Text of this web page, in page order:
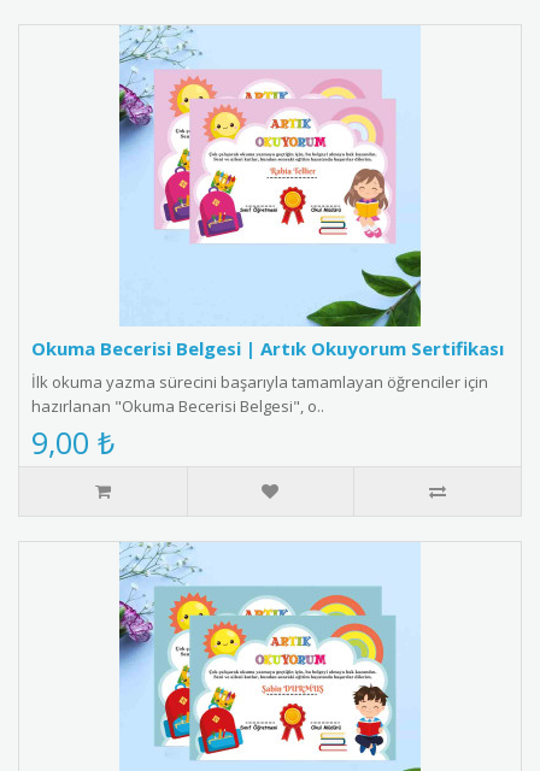
Okuma Becerisi Belgesi | Artık Okuyorum Sertifikası
İlk okuma yazma sürecini başarıyla tamamlayan öğrenciler için
hazırlanan "Okuma Becerisi Belgesi", o..
9,00 ₺